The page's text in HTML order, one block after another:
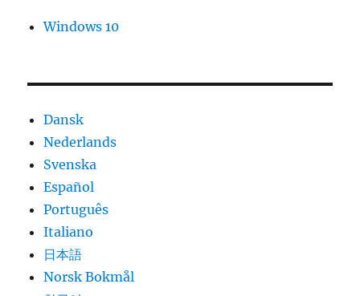
Windows 10
Dansk
Nederlands
Svenska
Español
Português
Italiano
日本語
Norsk Bokmål